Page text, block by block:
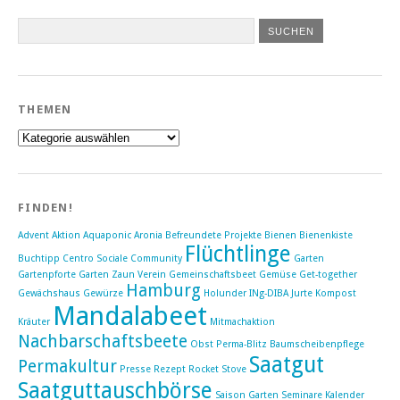
THEMEN
Themen
FINDEN!
Advent Aktion Aquaponic Aronia Befreundete Projekte Bienen Bienenkiste
Buchtipp Centro Sociale Community Flüchtlinge Garten
Gartenpforte Garten Zaun Verein Gemeinschaftsbeet Gemüse Get-together
Gewächshaus Gewürze Hamburg Holunder INg-DIBA Jurte Kompost
Kräuter Mandalabeet Mitmachaktion
Nachbarschaftsbeete Obst Perma-Blitz Baumscheibenpflege
Permakultur Presse Rezept Rocket Stove Saatgut
Saatguttauschbörse Saison Garten Seminare Kalender